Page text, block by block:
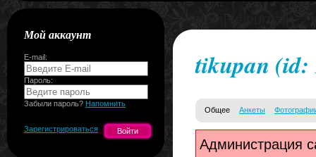
Мой аккаунт
E-mail:
Пароль:
Забыли пароль? Напомнить
Зарегистрироваться
tikupan (id:
Общее Анкеты
Администрация